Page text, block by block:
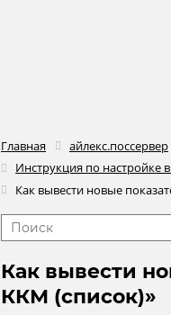
Главная айлекс.поссервер
Инструкция по настройке
Как вывести новые
Как вывести
ККМ (список)»